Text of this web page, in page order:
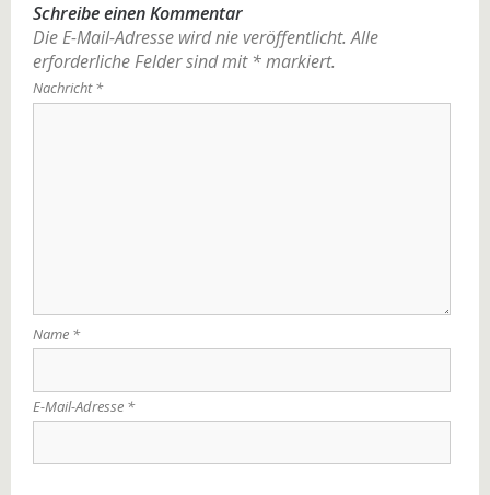
Schreibe einen Kommentar
Die E-Mail-Adresse wird nie veröffentlicht. Alle
erforderliche Felder sind mit *markiert.
Nachricht*
Name *
E-Mail-Adresse *